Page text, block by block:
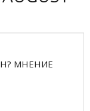
МНЕНИЕ